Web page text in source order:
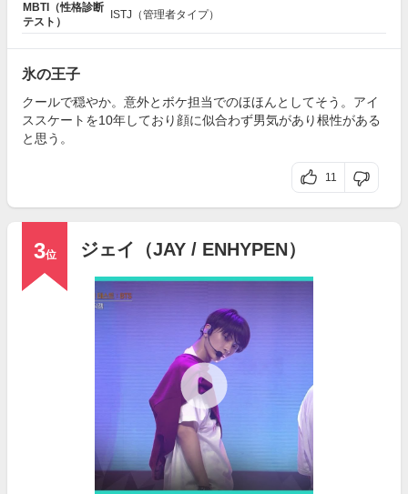
MBTI（性格診断
テスト）
ISTJ（管理者タイプ）
氷の王子
クールで穏やか。意外とボケ担当でのほほんとしてそう。アイ
ススケートを10年しており顔に似合わず男気があり根性がある
と思う。
11
3位 ジェイ（JAY / ENHYPEN）